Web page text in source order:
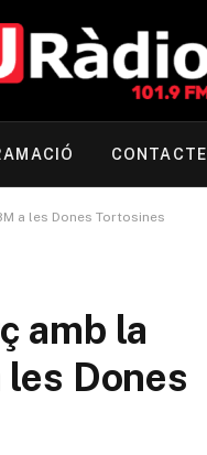
CONTACTE
a les Dones Tortosines
amb la
Dones